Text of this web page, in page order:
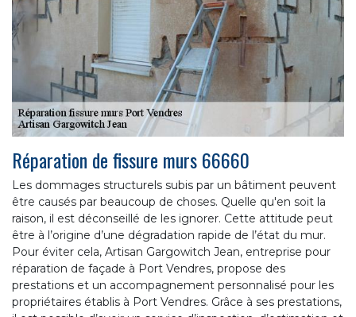
Réparation de fissure murs 66660
Les dommages structurels subis par un bâtiment peuvent
être causés par beaucoup de choses. Quelle qu'en soit la
raison, il est déconseillé de les ignorer. Cette attitude peut
être à l’origine d’une dégradation rapide de l’état du mur.
Pour éviter cela, Artisan Gargowitch Jean, entreprise pour
réparation de façade à Port Vendres, propose des
prestations et un accompagnement personnalisé pour les
propriétaires établis à Port Vendres. Grâce à ses prestations,